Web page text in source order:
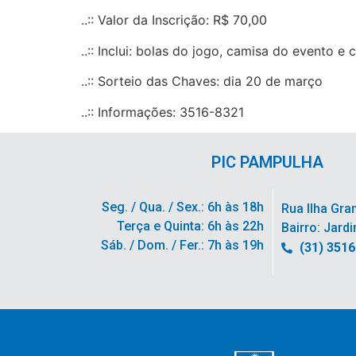
..:: Valor da Inscrição: R$ 70,00
..:: Inclui: bolas do jogo, camisa do evento e
..:: Sorteio das Chaves: dia 20 de março
..:: Informações: 3516-8321
PIC PAMPULHA
Seg. / Qua. / Sex.: 6h às 18h
Terça e Quinta: 6h às 22h
Sáb. / Dom. / Fer.: 7h às 19h
Rua Ilha
Bairro:
(31)